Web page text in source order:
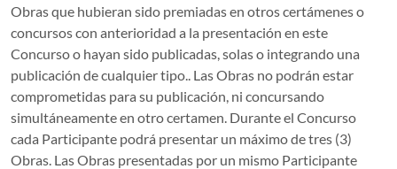
Obras que hubieran sido premiadas en otros certámenes o
concursos con anterioridad a la presentación en este
Concurso o hayan sido publicadas, solas o integrando una
publicación de cualquier tipo.. Las Obras no podrán estar
comprometidas para su publicación, ni concursando
simultáneamente en otro certamen. Durante el Concurso
cada Participante podrá presentar un máximo de tres (3)
Obras. Las Obras presentadas por un mismo Participante